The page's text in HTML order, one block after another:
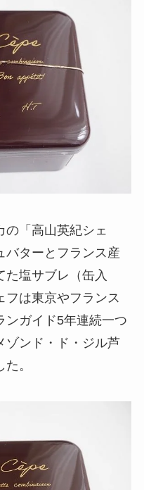
の「高山英紀シェ
バターとフランス産
塩サブレ（缶入
フは東京やフランス
ンガイド5年連続一つ
ゾンド・ド・ジル芦
。